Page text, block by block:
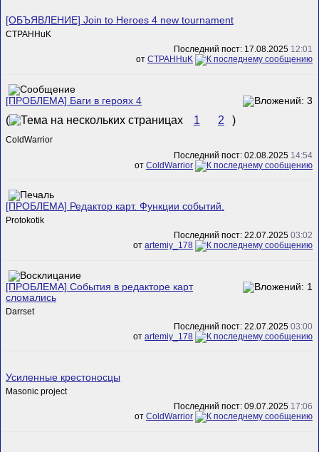
[ОБЪЯВЛЕНИЕ] Join to Heroes 4 new tournament
CTPAHHuK
Последний пост: 17.08.2025 12:01
от CTPAHHuK
[ПРОБЛЕМА] Баги в героях 4
( 1 2 )
ColdWarrior
Последний пост: 02.08.2025 14:54
от ColdWarrior
[ПРОБЛЕМА] Редактор карт. Функции событий.
Protokotik
Последний пост: 22.07.2025 03:02
от artemiy_178
[ПРОБЛЕМА] События в редакторе карт
сломались
Darrset
Последний пост: 22.07.2025 03:00
от artemiy_178
Усиленные крестоносцы
Masonic project
Последний пост: 09.07.2025 17:06
от ColdWarrior